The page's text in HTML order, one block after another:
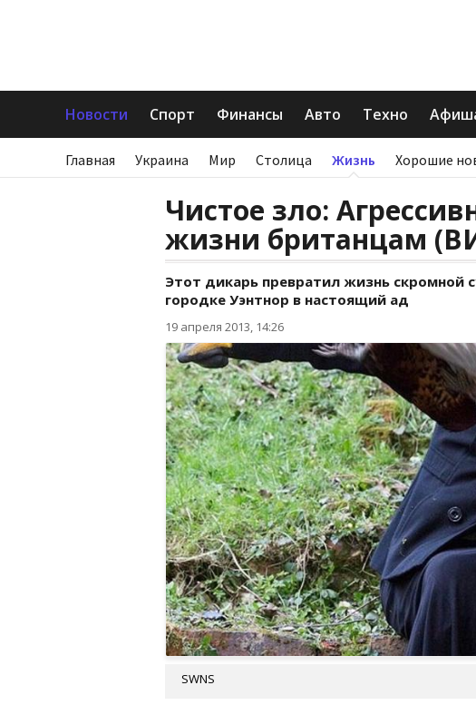
Новости Спорт Финансы Авто Техно
Главная Украина Мир Столица Жизнь Хорошие
Чистое зло:
жизни британцам
Этот дикарь превратил жизнь скромной
городке Уэнтнор в настоящий ад
19 апреля 2013, 14:26
SWNS